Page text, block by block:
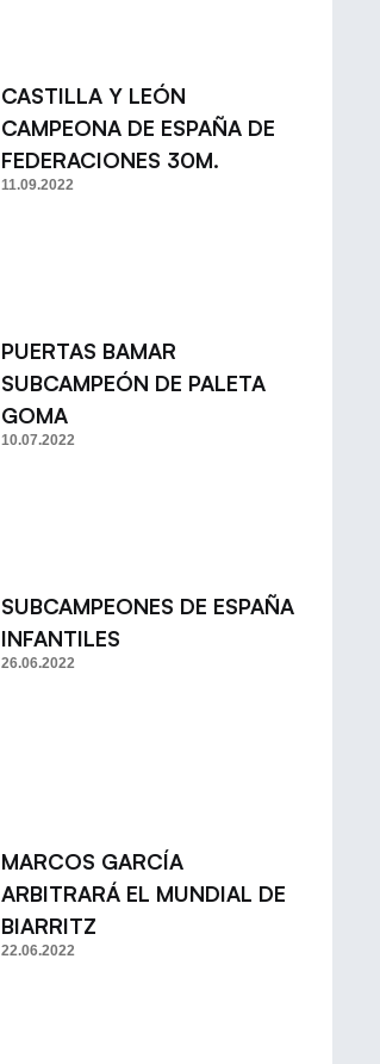
CASTILLA Y LEÓN
CAMPEONA DE ESPAÑA DE
FEDERACIONES 30M.
11.09.2022
PUERTAS BAMAR
SUBCAMPEÓN DE PALETA
GOMA
10.07.2022
SUBCAMPEONES DE ESPAÑA
INFANTILES
26.06.2022
MARCOS GARCÍA
ARBITRARÁ EL MUNDIAL DE
BIARRITZ
22.06.2022